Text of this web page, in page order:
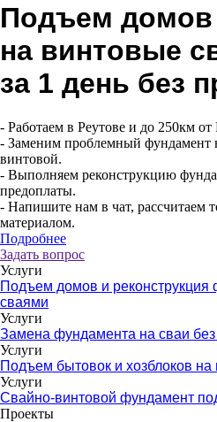
Подъем домов
на винтовые
за 1 день без
- Работаем в Реутове и до 250км
- Заменим проблемный фундамент
винтовой.
- Выполняем реконструкцию
предоплаты.
- Напишите нам в чат, рассчитаем
материалом.
Подробнее
Задать вопрос
Услуги
Подъем домов и
сваями
Услуги
Замена фундамента на сваи
Услуги
Подъем бытовок и хозблоков на
Услуги
Свайно-винтовой фундамент
Проекты